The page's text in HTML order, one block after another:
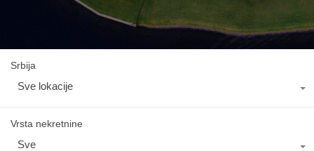
Srbija
Sve lokacije
Vrsta nekretnine
Sve